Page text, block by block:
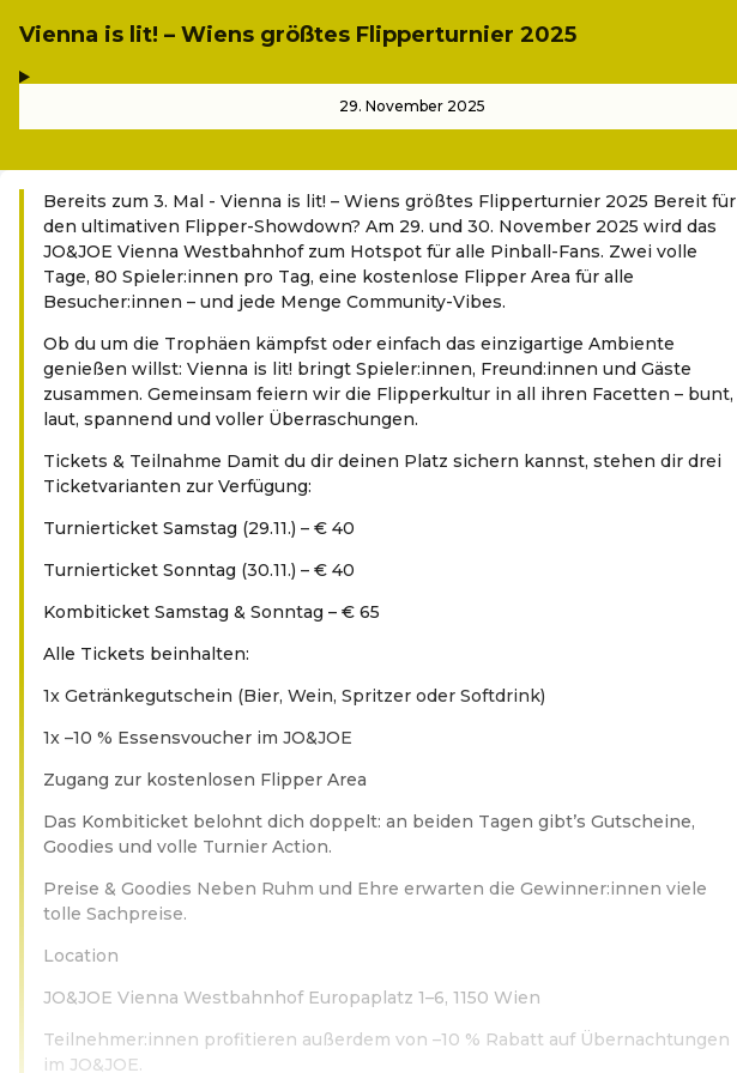
Vienna is lit! – Wiens größtes Flipperturnier 2025
29. November 2025
Bereits zum 3. Mal - Vienna is lit! – Wiens größtes Flipperturnier 2025 Bereit für
den ultimativen Flipper-Showdown? Am 29. und 30. November 2025 wird das
JO&JOE Vienna Westbahnhof zum Hotspot für alle Pinball-Fans. Zwei volle
Tage, 80 Spieler:innen pro Tag, eine kostenlose Flipper Area für alle
Besucher:innen – und jede Menge Community-Vibes.
Ob du um die Trophäen kämpfst oder einfach das einzigartige Ambiente
genießen willst: Vienna is lit! bringt Spieler:innen, Freund:innen und Gäste
zusammen. Gemeinsam feiern wir die Flipperkultur in all ihren Facetten – bunt,
laut, spannend und voller Überraschungen.
Tickets & Teilnahme Damit du dir deinen Platz sichern kannst, stehen dir drei
Ticketvarianten zur Verfügung:
Turnierticket Samstag (29.11.) – € 40
Turnierticket Sonntag (30.11.) – € 40
Kombiticket Samstag & Sonntag – € 65
Alle Tickets beinhalten:
1x Getränkegutschein (Bier, Wein, Spritzer oder Softdrink)
1x –10 % Essensvoucher im JO&JOE
Zugang zur kostenlosen Flipper Area
Das Kombiticket belohnt dich doppelt: an beiden Tagen gibt’s Gutscheine,
Goodies und volle Turnier Action.
Preise & Goodies Neben Ruhm und Ehre erwarten die Gewinner:innen viele
tolle Sachpreise.
Location
JO&JOE Vienna Westbahnhof Europaplatz 1–6, 1150 Wien
Teilnehmer:innen profitieren außerdem von –10 % Rabatt auf Übernachtungen
im JO&JOE.